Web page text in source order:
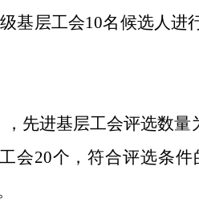
基层工会10名候选人进
先进基层工会评选数
会20个，符合评选条